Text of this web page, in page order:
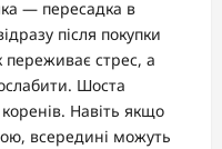
— пересадка в
після покупки
переживає стрес, а
Шоста
Навіть якщо
всередині можуть